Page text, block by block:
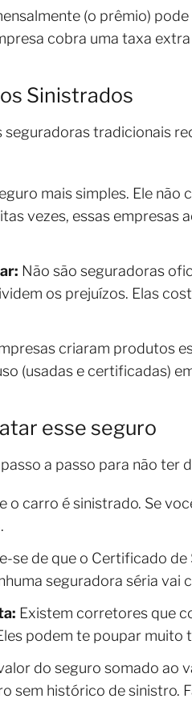
(o prêmio)
cobra uma taxa
Sinistrados
seguradoras tradicionais
mais simples. Ele
vezes, essas empresas
Não são seguradoras
os prejuízos. Elas
criaram produtos
(usadas e certificadas)
esse seguro
a passo para não ter
o carro é sinistrado. Se
se de que o Certificado de
seguradora séria vai
Existem corretores que
podem te poupar muito
do seguro somado ao
sem histórico de sinistro.